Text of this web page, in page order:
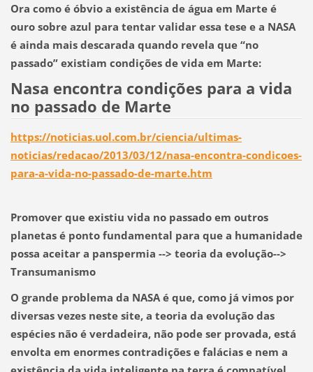
Ora como é óbvio a existência de água em Marte é
ouro sobre azul para tentar validar essa tese e a NASA
é ainda mais descarada quando revela que “no
passado” existiam condições de vida em Marte:
Nasa encontra condições para a vida
no passado de Marte
https://noticias.uol.com.br/ciencia/ultimas-
noticias/redacao/2013/03/12/nasa-encontra-condicoes-
para-a-vida-no-passado-de-marte.htm
Promover que existiu vida no passado em outros
planetas é ponto fundamental para que a humanidade
possa aceitar a panspermia --> teoria da evolução-->
Transumanismo
O grande problema da NASA é que, como já vimos por
diversas vezes neste site, a teoria da evolução das
espécies não é verdadeira, não pode ser provada, está
envolta em enormes contradições e falácias e nem a